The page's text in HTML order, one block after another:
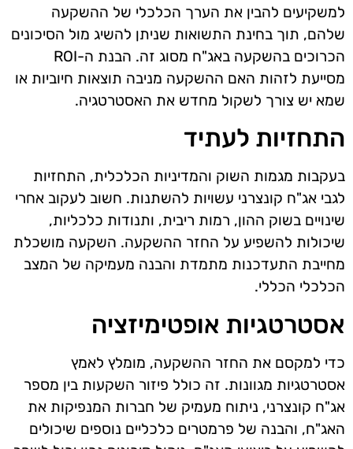
למשקיעים להבין את הערך הכלכלי של ההשקעה
שלהם, תוך בחינת התשואות שניתן להשיג מול הסיכונים
הכרוכים בהשקעה באג"ח מסוג זה. הבנת ה-ROI
מסייעת לזהות האם ההשקעה מניבה תוצאות חיוביות או
שמא יש צורך לשקול מחדש את האסטרטגיה.
התחזיות לעתיד
בעקבות מגמות השוק והמדיניות הכלכלית, התחזיות
לגבי אג"ח קונצרני עשויות להשתנות. חשוב לעקוב אחרי
שינויים בשוק ההון, רמות ריבית, ותנודות כלכליות,
שיכולות להשפיע על החזר ההשקעה. השקעה מושכלת
מחייבת התעדכנות מתמדת והבנה מעמיקה של המצב
הכלכלי הכללי.
אסטרטגיות אופטימיזציה
כדי למקסם את החזר ההשקעה, מומלץ לאמץ
אסטרטגיות מגוונות. זה כולל פיזור השקעות בין מספר
אג"ח קונצרני, ניתוח מעמיק של חברות המנפיקות את
האג"ח, והבנה של פרמטרים כלכליים נוספים שיכולים